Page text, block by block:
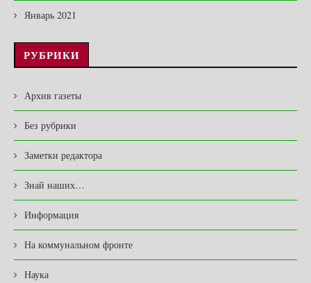
Январь 2021
РУБРИКИ
Архив газеты
Без рубрики
Заметки редактора
Знай наших…
Информация
На коммунальном фронте
Наука